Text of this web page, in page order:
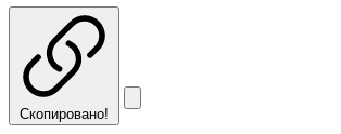
Скопировано!